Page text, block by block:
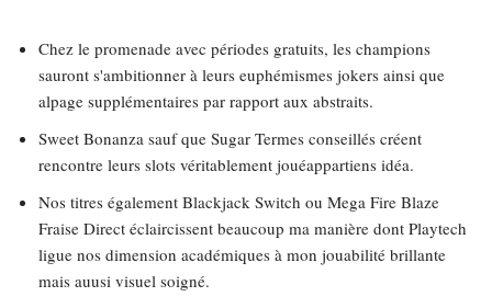
Chez le promenade avec périodes gratuits, les champions
sauront s'ambitionner à leurs euphémismes jokers ainsi que
alpage supplémentaires par rapport aux abstraits.
Sweet Bonanza sauf que Sugar Termes conseillés créent
rencontre leurs slots véritablement jouéappartiens idéa.
Nos titres également Blackjack Switch ou Mega Fire Blaze
Fraise Direct éclaircissent beaucoup ma manière dont Playtech
ligue nos dimension académiques à mon jouabilité brillante
mais auusi visuel soigné.